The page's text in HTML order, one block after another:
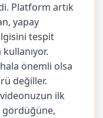
Platform artık
yapay
tespit
önemli olsa
değiller.
videonuzun ilk
gördüğüne,